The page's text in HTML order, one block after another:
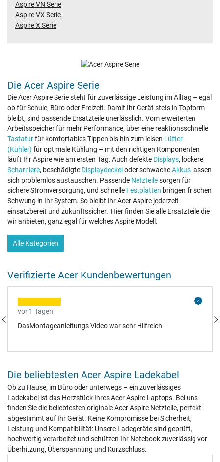
Aspire VN Serie
Aspire VX Serie
Aspire X Serie
Die Acer Aspire Serie
Die Acer Aspire Serie steht für zuverlässige Leistung im Alltag – egal
ob für Schule, Büro oder Freizeit. Damit Ihr Gerät stets in Topform
bleibt, sind passende Ersatzteile unerlässlich. Vom erweiterten
Arbeitsspeicher für mehr Performance, über eine reaktionsschnelle
Tastaturfür komfortables Tippen bis hin zum leisen Lüfter
(Kühler) für optimale Kühlung – mit den richtigen Komponenten
läuft Ihr Aspire wie am ersten Tag. Auch defekte Displays, lockere
Scharniere, beschädigte Displaydeckel oder schwacheAkkus lassen
sich problemlos austauschen. Passende Netzteilesorgen für
sichere Stromversorgung, und schnelle Festplatten bringen frischen
Schwung in Ihr System. So bleibt Ihr Acer Aspire jederzeit
einsatzbereit und zukunftssicher. Hier finden Sie alle Ersatzteile die
wir anbieten, ganz egal für welches Aspire Modell.
Alle Kategorien
Verifizierte Acer Kundenbewertungen
vor 1 Tagen
DasMontageanleitungs Video war sehr Hilfreich
Die beliebtesten Acer Aspire Ladekabel
Ob zu Hause, im Büro oder unterwegs – ein zuverlässiges
Ladekabel ist das Herzstück Ihres Acer Aspire Laptops. Bei uns
finden Sie die beliebtesten originale Acer Aspire Netzteile, perfekt
abgestimmt auf Ihr Gerät. Keine Kompromisse bei Sicherheit,
Leistung und Kompatibilität: Unsere Ladegeräte sind geprüft,
hochwertig verarbeitet und schützen Ihr Notebook zuverlässig vor
Überhitzung, Überspannung und Kurzschluss.